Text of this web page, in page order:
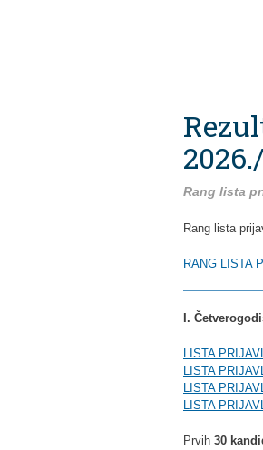
Rang lista
Rang lista
RANG LISTA
I.
LISTA
LISTA
LISTA
LISTA
Prvih 30